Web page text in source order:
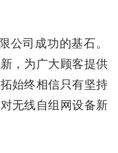
公司成功的基石。
，为广大顾客提供
始终相信只有坚持
无线自组网设备新